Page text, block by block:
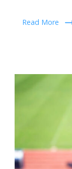
Read More